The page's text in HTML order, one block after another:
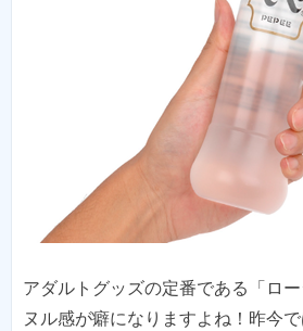
アダルトグッズの定番である「ロ
ヌル感が癖になりますよね！昨今